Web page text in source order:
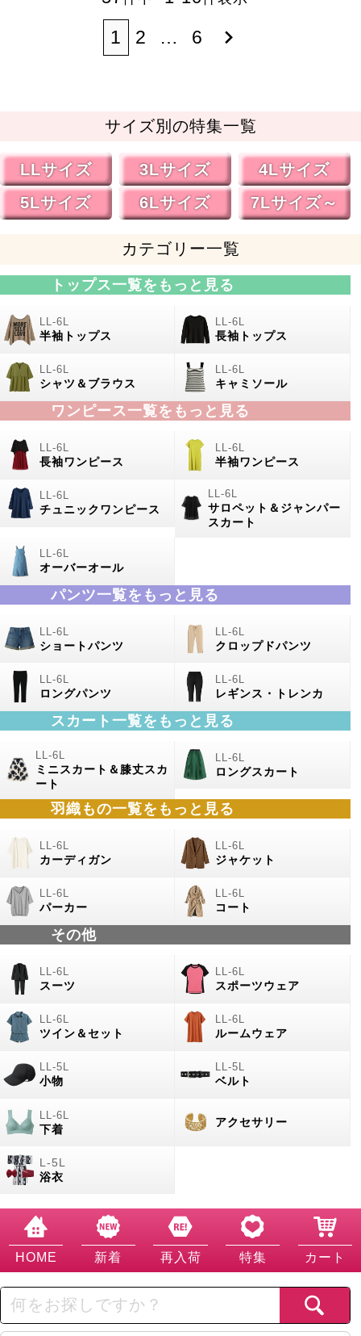
1 2 … 6
サイズ別の特集一覧
LLサイズ 3Lサイズ
4Lサイズ
5Lサイズ
6Lサイズ 7Lサイズ～
カテゴリー一覧
トップス一覧をもっと見る
半袖トップス 長袖トップス
シャツ＆ブラウス キャミソール
ワンピース一覧をもっと見る
長袖ワンピース 半袖ワンピース
チュニックワンピース
サロペット＆ジャンパー
スカート
オーバーオール
パンツ一覧をもっと見る
ショートパンツ クロップドパンツ
ロングパンツ レギンス・トレンカ
スカート一覧をもっと見る
ミニスカート＆膝丈スカ
ート
ロングスカート
羽織もの一覧をもっと見る
カーディガン ジャケット
パーカー コート
その他
スーツ スポーツウェア
ツイン＆セット ルームウェア
小物 ベルト
下着
アクセサリー
浴衣
HOME 新着 再入荷 特集 カート